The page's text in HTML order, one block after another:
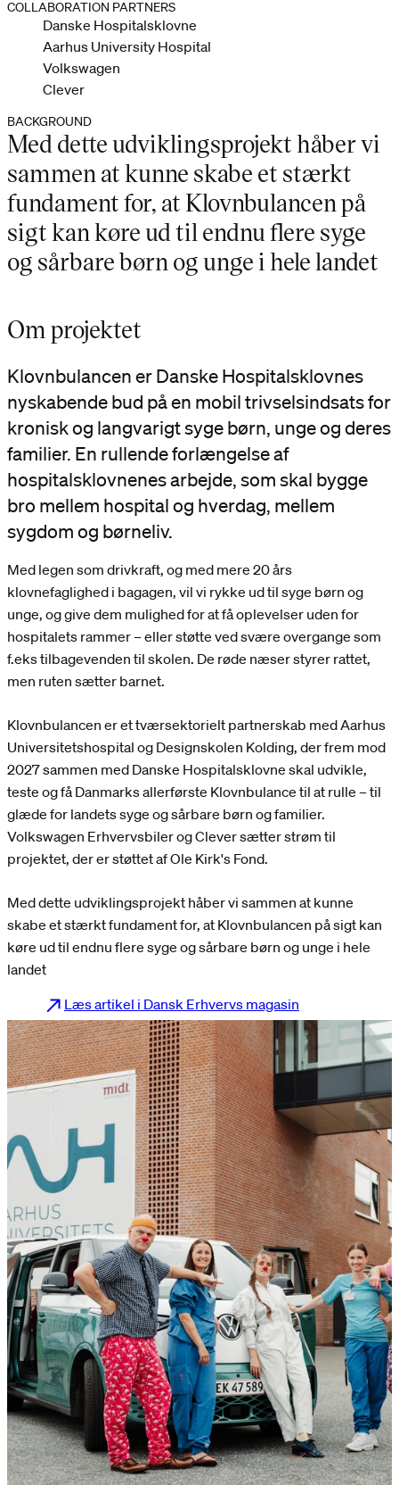
COLLABORATION PARTNERS
Danske Hospitalsklovne
Aarhus University Hospital
Volkswagen
Clever
BACKGROUND
Med dette udviklingsprojekt håber vi
sammen at kunne skabe et stærkt
fundament for, at Klovnbulancen på
sigt kan køre ud til endnu flere syge
og sårbare børn og unge i hele landet
Om projektet
Klovnbulancen er Danske Hospitalsklovnes
nyskabende bud på en mobil trivselsindsats for
kronisk og langvarigt syge børn, unge og deres
familier. En rullende forlængelse af
hospitalsklovnenes arbejde, som skal bygge
bro mellem hospital og hverdag, mellem
sygdom og børneliv.
Med legen som drivkraft, og med mere 20 års
klovnefaglighed i bagagen, vil vi rykke ud til syge børn og
unge, og give dem mulighed for at få oplevelser uden for
hospitalets rammer – eller støtte ved svære overgange som
f.eks tilbagevenden til skolen. De røde næser styrer rattet,
men ruten sætter barnet.
Klovnbulancen er et tværsektorielt partnerskab med Aarhus
Universitetshospital og Designskolen Kolding, der frem mod
2027 sammen med Danske Hospitalsklovne skal udvikle,
teste og få Danmarks allerførste Klovnbulance til at rulle – til
glæde for landets syge og sårbare børn og familier.
Volkswagen Erhvervsbiler og Clever sætter strøm til
projektet, der er støttet af Ole Kirk's Fond.
Med dette udviklingsprojekt håber vi sammen at kunne
skabe et stærkt fundament for, at Klovnbulancen på sigt kan
køre ud til endnu flere syge og sårbare børn og unge i hele
landet
Læs artikel i Dansk Erhvervs magasin